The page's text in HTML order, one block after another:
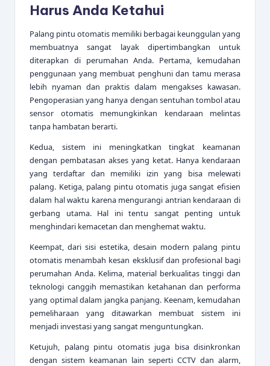
Harus Anda Ketahui
Palang pintu otomatis memiliki berbagai keunggulan yang
membuatnya sangat layak dipertimbangkan untuk
diterapkan di perumahan Anda. Pertama, kemudahan
penggunaan yang membuat penghuni dan tamu merasa
lebih nyaman dan praktis dalam mengakses kawasan.
Pengoperasian yang hanya dengan sentuhan tombol atau
sensor otomatis memungkinkan kendaraan melintas
tanpa hambatan berarti.
Kedua, sistem ini meningkatkan tingkat keamanan
dengan pembatasan akses yang ketat. Hanya kendaraan
yang terdaftar dan memiliki izin yang bisa melewati
palang. Ketiga, palang pintu otomatis juga sangat efisien
dalam hal waktu karena mengurangi antrian kendaraan di
gerbang utama. Hal ini tentu sangat penting untuk
menghindari kemacetan dan menghemat waktu.
Keempat, dari sisi estetika, desain modern palang pintu
otomatis menambah kesan eksklusif dan profesional bagi
perumahan Anda. Kelima, material berkualitas tinggi dan
teknologi canggih memastikan ketahanan dan performa
yang optimal dalam jangka panjang. Keenam, kemudahan
pemeliharaan yang ditawarkan membuat sistem ini
menjadi investasi yang sangat menguntungkan.
Ketujuh, palang pintu otomatis juga bisa disinkronkan
dengan sistem keamanan lain seperti CCTV dan alarm,